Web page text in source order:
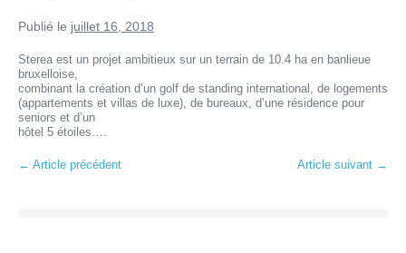
Publié le juillet 16, 2018
Sterea est un projet ambitieux sur un terrain de 10.4 ha en banlieue
bruxelloise,
combinant la création d’un golf de standing international, de logements
(appartements et villas de luxe), de bureaux, d’une résidence pour
seniors et d’un
hôtel 5 étoiles….
← Article précédent Article suivant →